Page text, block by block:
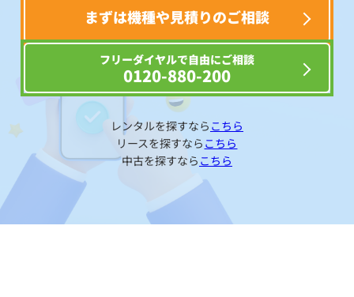
まずは機種や見積りのご相談
フリーダイヤルで自由にご相談
0120-880-200
レンタルを探すなら こちら
リースを探すなら こちら
中古を探すなら こちら